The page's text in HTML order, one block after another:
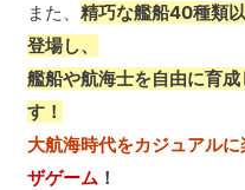
また、精巧な艦船40種類
登場し、
艦船や航海士を自由に育
す！
大航海時代をカジュアル
ザゲーム ！